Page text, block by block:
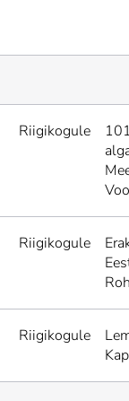
Riigikogule
Riigikogule
Riigikogule